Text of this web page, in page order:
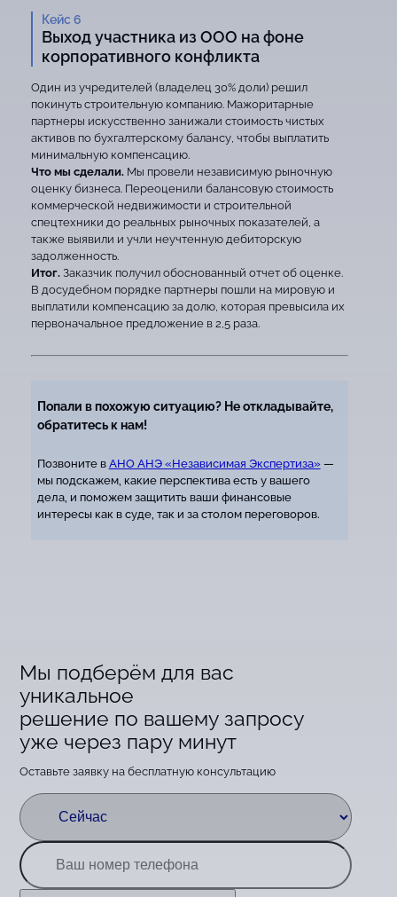
Кейс 6
Выход участника из ООО на фоне
корпоративного конфликта
Один из учредителей (владелец 30% доли) решил
покинуть строительную компанию. Мажоритарные
партнеры искусственно занижали стоимость чистых
активов по бухгалтерскому балансу, чтобы выплатить
минимальную компенсацию.
Что мы сделали.Мы провели независимую рыночную
оценку бизнеса. Переоценили балансовую стоимость
коммерческой недвижимости и строительной
спецтехники до реальных рыночных показателей, а
также выявили и учли неучтенную дебиторскую
задолженность.
Итог.Заказчик получил обоснованный отчет об оценке.
В досудебном порядке партнеры пошли на мировую и
выплатили компенсацию за долю, которая превысила их
первоначальное предложение в 2,5 раза.
Попали в похожую ситуацию? Не откладывайте,
обратитесь к нам!
Позвоните в АНО АНЭ «Независимая Экспертиза»—
мы подскажем, какие перспектива есть у вашего
дела, и поможем защитить ваши финансовые
интересы как в суде, так и за столом переговоров.
Мы подберём для вас
уникальное
решение по вашему запросу
уже через пару минут
Оставьте заявку на бесплатную консультацию